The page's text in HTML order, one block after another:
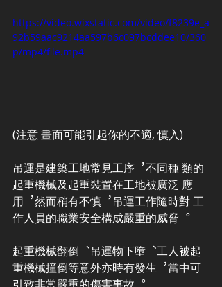
https://video.wixstatic.com/video/f8239e_a
92b59aac9214aa597b6c097bcddee10/360
p/mp4/file.mp4
(注意 畫面可能引起你的不適, 慎入)
吊運是建築工地常見工序︐不同種 類的
起重機械及起重裝置在工地被廣泛 應
用︐然而稍有不慎︐吊運工作隨時對 工
作人員的職業安全構成嚴重的威脅︒
起重機械翻倒︑吊運物下墮︑工人被起
重機械撞倒等意外亦時有發生︐當中可